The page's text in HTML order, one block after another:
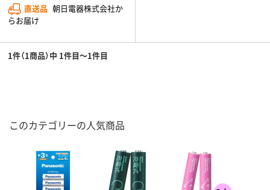
直送品 朝日電器株式会社か
らお届け
1件（1商品）中 1件目～1件目
このカテゴリーの人気商品